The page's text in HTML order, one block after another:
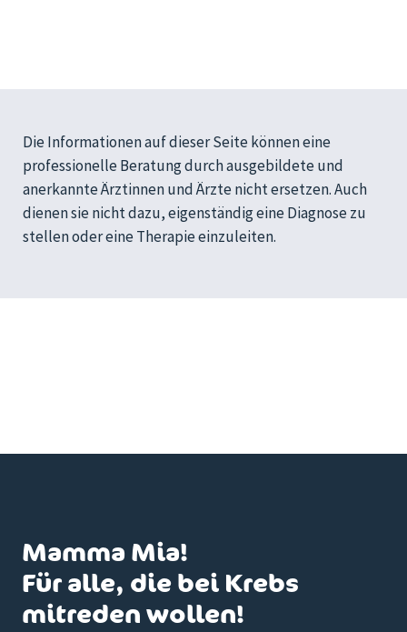
Die Informationen auf dieser Seite können eine
professionelle Beratung durch ausgebildete und
anerkannte Ärztinnen und Ärzte nicht ersetzen. Auch
dienen sie nicht dazu, eigenständig eine Diagnose zu
stellen oder eine Therapie einzuleiten.
Mamma Mia!
Für alle, die bei Krebs
mitreden wollen!